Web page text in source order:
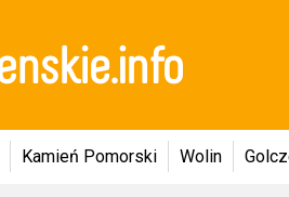
Kamień Pomorski Wolin